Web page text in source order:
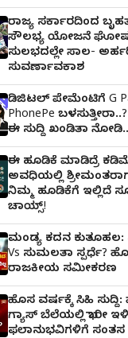
ರಾಜ್ಯ ಸರ್ಕಾರದಿಂದ
ಸೌಲಭ್ಯ ಯೋಜನೆ
ಸುಲಭದಲ್ಲೇ ಸಾಲ-
ಸುವರ್ಣಾವಕಾಶ
ಡಿಜಿಟಲ್ ಪೇಮೆಂಟಿಗೆ G
PhonePe
ಈ ಸುದ್ದಿ ಖಂಡಿತಾ
ಈ ಹೂಡಿಕೆ ಮಾಡಿದ್ರೆ
ಅವಧಿಯಲ್ಲಿ
ನಿಮ್ಮ ಹೂಡಿಕೆಗೆ ಇಲ್ಲಿದೆ
ಚಾಯ್ಸ್‌!
ಮಂಡ್ಯ ಕದನ
Vs ಸುಮಲತಾ ಸ್ಪರ್ಧೆ?
ರಾಜಕೀಯ ಸಮೀಕರಣ
ಹೊಸ ವರ್ಷಕ್ಕೆ ಸಿಹಿ ಸುದ್ದಿ:
ಗ್ಯಾಸ್‌ ಬೆಲೆಯಲ್ಲಿ ಭಾರೀ
ಫಲಾನುಭವಿಗಳಿಗೆ ಸಂತಸ